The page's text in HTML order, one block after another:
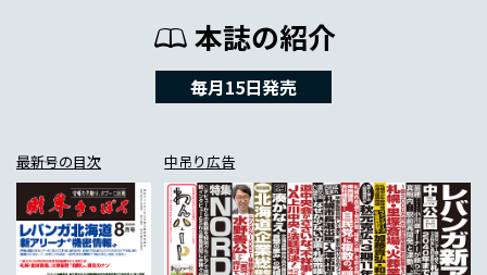
本誌の紹介
毎月15日発売
最新号の目次 中吊り広告